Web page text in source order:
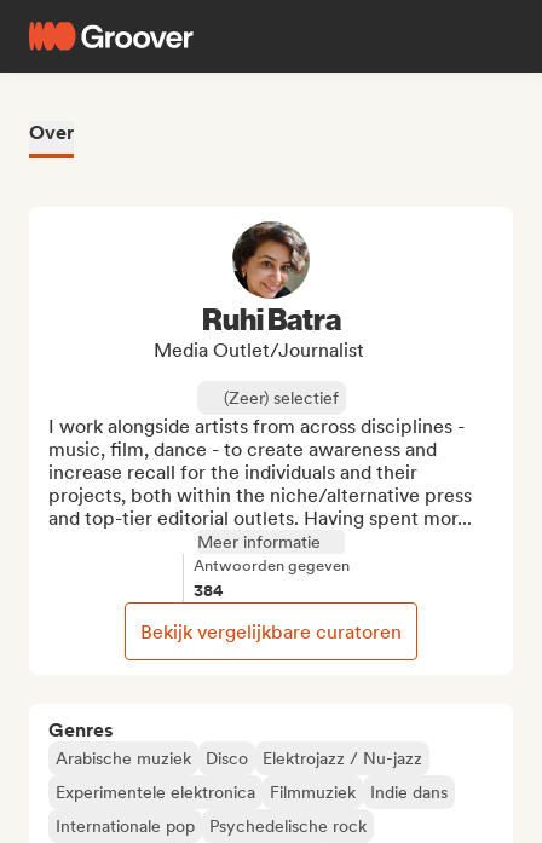
Over
Genres
Arabische muziek Disco
Elektrojazz / Nu-jazz
Experimentele elektronica
Filmmuziek
Indie dans
Internationale pop
Psychedelische rock
Ruhi Batra
Media Outlet/Journalist
(Zeer) selectief
I work alongside artists from across disciplines -
music, film, dance - to create awareness and
increase recall for the individuals and their
projects, both within the niche/alternative press
and top-tier editorial outlets. Having spent mor...
Meer informatie
Antwoorden gegeven
384
Bekijk vergelijkbare curatoren